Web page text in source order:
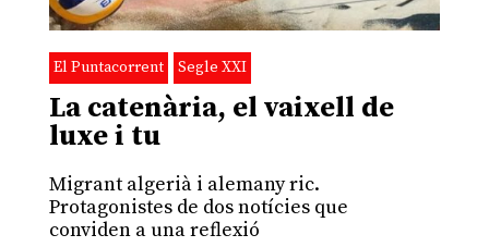
El Puntacorrent Segle XXI
La catenària, el vaixell de
luxe i tu
Migrant algerià i alemany ric.
Protagonistes de dos notícies que
conviden a una reflexió